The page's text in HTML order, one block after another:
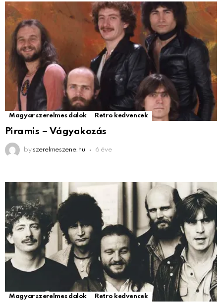
Magyar szerelmes dalok Retro kedvencek
Piramis – Vágyakozás
by szerelmeszene.hu 6 éve
Magyar szerelmes dalok Retro kedvencek